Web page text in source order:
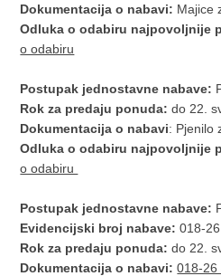
Dokumentacija o nabavi: Majice
Odluka o odabiru najpovoljnije
o odabiru
Postupak jednostavne nabave:
Rok za predaju ponuda: do 22.
Dokumentacija o nabavi: Pjenilo
Odluka o odabiru najpovoljnije
o odabiru
Postupak jednostavne nabave:
Evidencijski broj nabave: 018-
Rok za predaju ponuda:do 22.
Dokumentacija o nabavi:018-26